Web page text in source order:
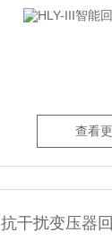
查看
抗干扰变压器